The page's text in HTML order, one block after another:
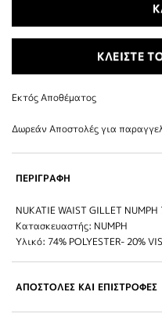
ΚΛΕΙΣΤΕ
Εκτός Αποθέματος
Δωρεάν Αποστολές για
ΠΕΡΙΓΡΑΦΗ
NUKATIE WAIST GILLET
Κατασκευαστής: NUMPH
Υλικό: 74% POLYESTER- 20%
ΑΠΟΣΤΟΛΕΣ ΚΑΙ ΕΠΙΣΤΡΟΦΕΣ